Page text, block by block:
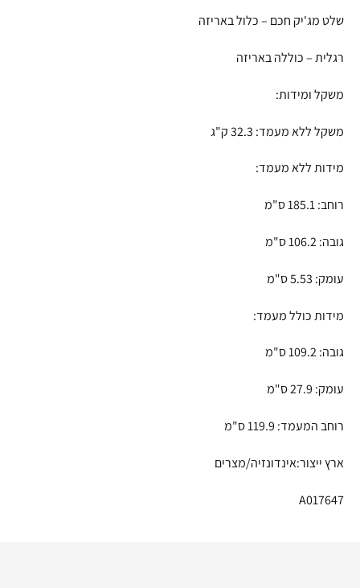
שלט מג'יק חכם – כלול באריזה
רגלית – כוללה באריזה
משקל ומידות:
משקל ללא מעמד: 32.3 ק"ג
מידות ללא מעמד:
רוחב: 185.1 ס"מ
גובה: 106.2 ס"מ
עומק: 5.53 ס"מ
מידות כולל מעמד:
גובה: 109.2 ס"מ
עומק: 27.9 ס"מ
רוחב המעמד: 119.9 ס"מ
ארץ ייצור:אינדונזיה/מצרים
A017647